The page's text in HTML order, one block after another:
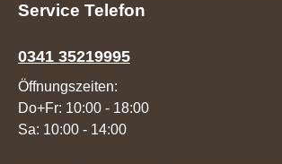
Service Telefon
0341 35219995
Öffnungszeiten:
Do+Fr: 10:00 - 18:00
Sa: 10:00 - 14:00